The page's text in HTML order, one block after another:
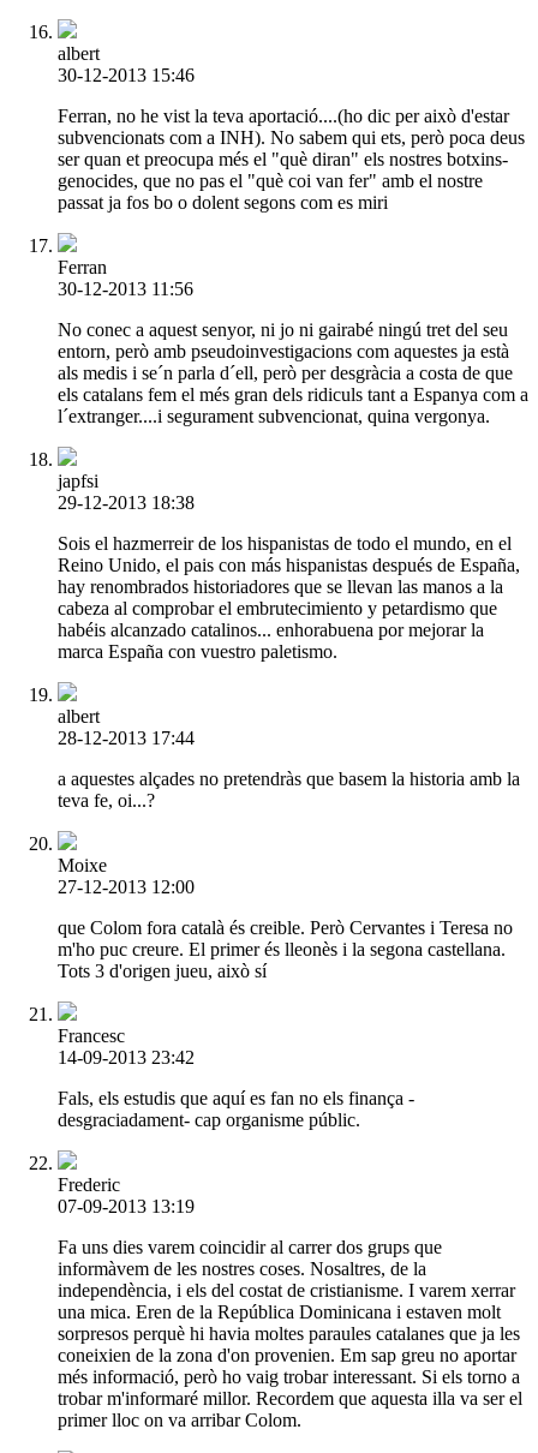
albert
30-12-2013 15:46
Ferran, no he vist la teva aportació....(ho dic per això d'estar
subvencionats com a INH). No sabem qui ets, però poca deus
ser quan et preocupa més el "què diran" els nostres botxins-
genocides, que no pas el "què coi van fer" amb el nostre
passat ja fos bo o dolent segons com es miri
Ferran
30-12-2013 11:56
No conec a aquest senyor, ni jo ni gairabé ningú tret del seu
entorn, però amb pseudoinvestigacions com aquestes ja està
als medis i se´n parla d´ell, però per desgràcia a costa de que
els catalans fem el més gran dels ridiculs tant a Espanya com a
l´extranger....i segurament subvencionat, quina vergonya.
japfsi
29-12-2013 18:38
Sois el hazmerreir de los hispanistas de todo el mundo, en el
Reino Unido, el pais con más hispanistas después de España,
hay renombrados historiadores que se llevan las manos a la
cabeza al comprobar el embrutecimiento y petardismo que
habéis alcanzado catalinos... enhorabuena por mejorar la
marca España con vuestro paletismo.
albert
28-12-2013 17:44
a aquestes alçades no pretendràs que basem la historia amb la
teva fe, oi...?
Moixe
27-12-2013 12:00
que Colom fora català és creible. Però Cervantes i Teresa no
m'ho puc creure. El primer és lleonès i la segona castellana.
Tots 3 d'origen jueu, això sí
Francesc
14-09-2013 23:42
Fals, els estudis que aquí es fan no els finança -
desgraciadament- cap organisme públic.
Frederic
07-09-2013 13:19
Fa uns dies varem coincidir al carrer dos grups que
informàvem de les nostres coses. Nosaltres, de la
independència, i els del costat de cristianisme. I varem xerrar
una mica. Eren de la República Dominicana i estaven molt
sorpresos perquè hi havia moltes paraules catalanes que ja les
coneixien de la zona d'on provenien. Em sap greu no aportar
més informació, però ho vaig trobar interessant. Si els torno a
trobar m'informaré millor. Recordem que aquesta illa va ser el
primer lloc on va arribar Colom.